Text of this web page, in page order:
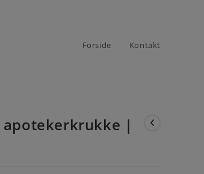
Forside Kontakt
apotekerkrukke |